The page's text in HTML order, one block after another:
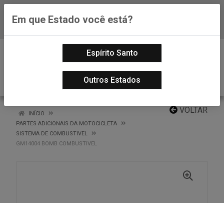
Baixe já nosso APP
VOLTAR
INÍCIO
PARTES ADICIONAIS DA MOTOCICLETA
SISTEMA DE COMBUSTIVEL
GM14004 BOMB COMBUSTIVEL
Em que Estado você está?
Espírito Santo
Outros Estados